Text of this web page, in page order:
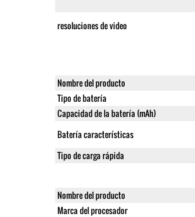
resoluciones de video
Nombre del producto
Tipo de batería
Capacidad de la batería (mAh)
Batería características
Tipo de carga rápida
Nombre del producto
Marca del procesador